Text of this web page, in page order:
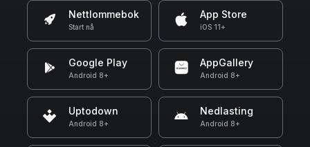
Nettlommebok
Start nå
App Store
iOS 11+
Google Play
Android 8+
AppGallery
Android 8+
Uptodown
Android 8+
Nedlasting
Android 8+